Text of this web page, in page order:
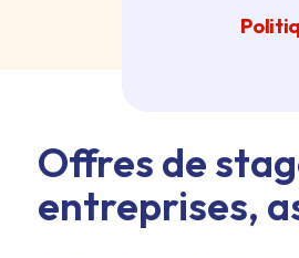
Offres de
entreprises,